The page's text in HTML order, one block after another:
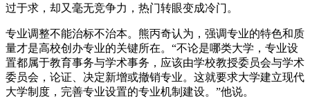
过于求，却又毫无竞争力，热门转眼变成冷门。
专业调整不能治标不治本。熊丙奇认为，强调专业的特色和质
量才是高校创办专业的关键所在。“不论是哪类大学，专业设
置都属于教育事务与学术事务，应该由学校教授委员会与学术
委员会，论证、决定新增或撤销专业。这就要求大学建立现代
大学制度，完善专业设置的专业机制建设。”他说。